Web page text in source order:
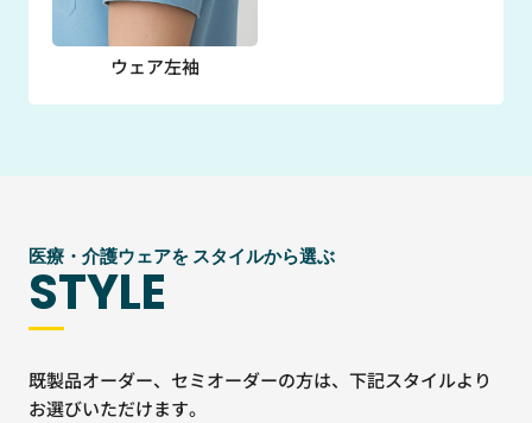
ウェア左袖
医療・介護ウェアを スタイルから選ぶ
STYLE
既製品オーダー、セミオーダーの方は、下記スタイルより
お選びいただけます。